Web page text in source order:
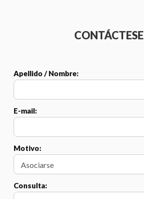
CONTÁCTESE
Apellido / Nombre:
E-mail:
Motivo:
Consulta: